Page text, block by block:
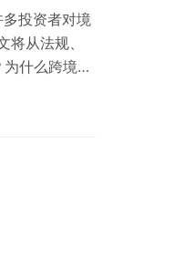
投资者对境
从法规、
什么跨境投
备案”，是